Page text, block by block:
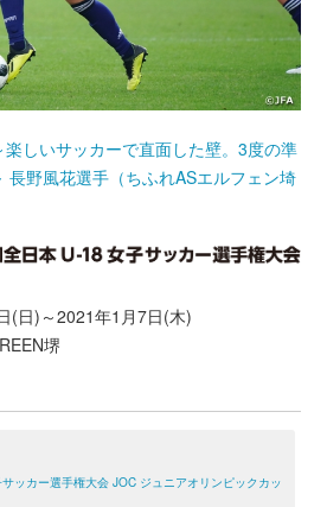
しいサッカーで直面した壁。3度の準
長野風花選手（ちふれASエルフェン埼
(日)～2021年1月7日(木)
堺
ッカー選手権大会 JOC ジュニアオリンピックカッ